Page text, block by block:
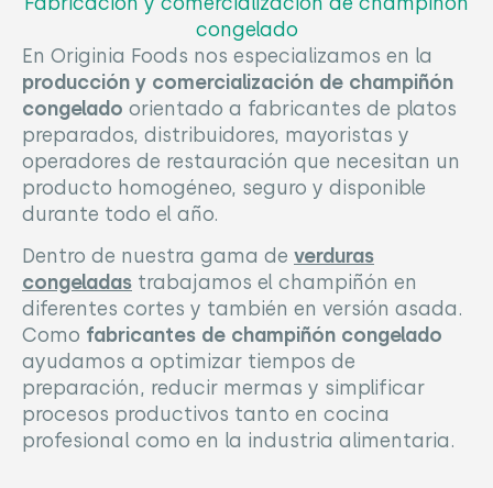
congelado
En Originia Foods nos especializamos en la
producción y comercialización de champiñón
congelado orientado a fabricantes de platos
preparados, distribuidores, mayoristas y
operadores de restauración que necesitan un
producto homogéneo, seguro y disponible
durante todo el año.
Dentro de nuestra gama de verduras
congeladas trabajamos el champiñón en
diferentes cortes y también en versión asada.
Como fabricantes de champiñón congelado
ayudamos a optimizar tiempos de
preparación, reducir mermas y simplificar
procesos productivos tanto en cocina
profesional como en la industria alimentaria.